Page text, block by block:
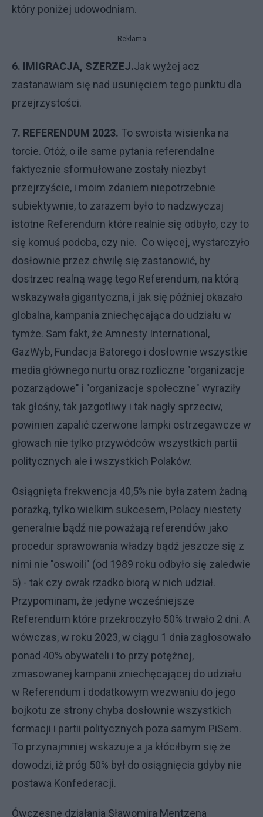
który poniżej udowodniam.
Reklama
6. IMIGRACJA, SZERZEJ.Jak wyżej acz
zastanawiam się nad usunięciem tego punktu dla
przejrzystości.
7. REFERENDUM 2023. To swoista wisienka na
torcie. Otóż, o ile same pytania referendalne
faktycznie sformułowane zostały niezbyt
przejrzyście, i moim zdaniem niepotrzebnie
subiektywnie, to zarazem było to nadzwyczaj
istotne Referendum które realnie się odbyło, czy to
się komuś podoba, czy nie. Co więcej, wystarczyło
dosłownie przez chwilę się zastanowić, by
dostrzec realną wagę tego Referendum, na którą
wskazywała gigantyczna, i jak się później okazało
globalna, kampania zniechęcająca do udziału w
tymże. Sam fakt, że Amnesty International,
GazWyb, Fundacja Batorego i dosłownie wszystkie
media głównego nurtu oraz rozliczne "organizacje
pozarządowe" i "organizacje społeczne" wyraziły
tak głośny, tak jazgotliwy i tak nagły sprzeciw,
powinien zapalić czerwone lampki ostrzegawcze w
głowach nie tylko przywódców wszystkich partii
politycznych ale i wszystkich Polaków.
Osiągnięta frekwencja 40,5% nie była zatem żadną
porażką, tylko wielkim sukcesem, Polacy niestety
generalnie bądź nie poważają referendów jako
procedur sprawowania władzy bądź jeszcze się z
nimi nie "oswoili" (od 1989 roku odbyło się zaledwie
5) - tak czy owak rzadko biorą w nich udział.
Przypominam, że jedyne wcześniejsze
Referendum które przekroczyło 50% trwało 2 dni. A
wówczas, w roku 2023, w ciągu 1 dnia zagłosowało
ponad 40% obywateli i to przy potężnej,
zmasowanej kampanii zniechęcającej do udziału
w Referendum i dodatkowym wezwaniu do jego
bojkotu ze strony chyba dosłownie wszystkich
formacji i partii politycznych poza samym PiSem.
To przynajmniej wskazuje a ja kłóciłbym się że
dowodzi, iż próg 50% był do osiągnięcia gdyby nie
postawa Konfederacji.
Ówczesne działania Sławomira Mentzena